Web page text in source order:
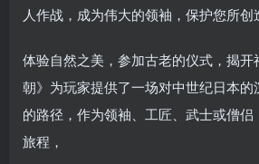
人作战，成为伟大的领袖，保护您所创
体验自然之美，参加古老的仪式，揭开
朝》为玩家提供了一场对中世纪日本的
的路径，作为领袖、工匠、武士或僧
旅程，